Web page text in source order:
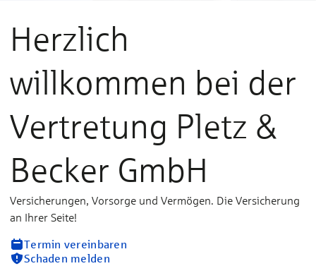
Herzlich
willkommen bei der
Vertretung Pletz &
Becker GmbH
Versicherungen, Vorsorge und Vermögen. Die Versicherung
an Ihrer Seite!
Termin vereinbaren
Schaden melden